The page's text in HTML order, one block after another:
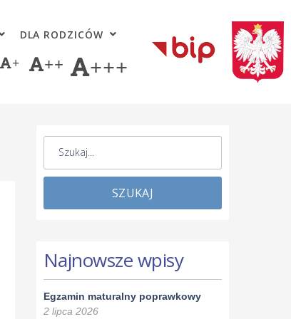
DLA RODZICÓW
+ ++ +++
SZUKAJ
Najnowsze wpisy
Egzamin maturalny poprawkowy
2 lipca 2026